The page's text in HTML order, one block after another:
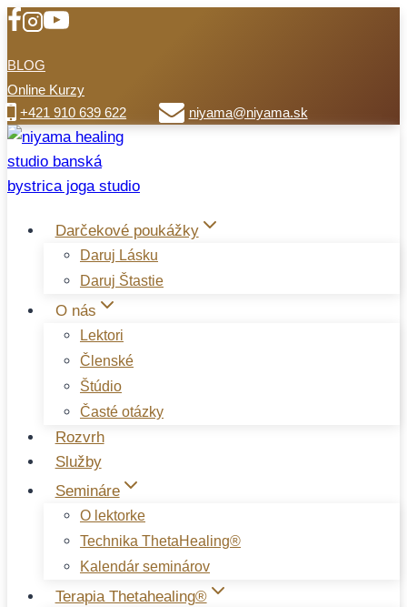
BLOG
Online Kurzy
+421 910 639 622
niyama@niyama.sk
Darčekové poukážky
Daruj Lásku
Daruj Štastie
O nás
Lektori
Členské
Štúdio
Časté otázky
Rozvrh
Služby
Semináre
O lektorke
Technika ThetaHealing®
Kalendár seminárov
Terapia Thetahealing®